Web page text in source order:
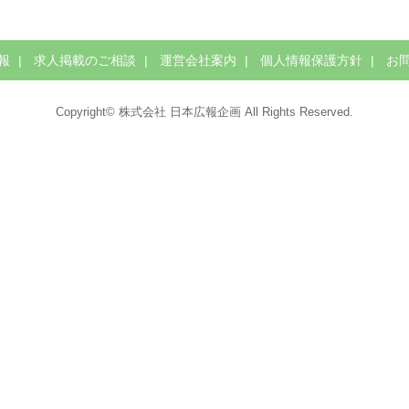
求人掲載のご相談 運営会社案内 個人情報保護方針 お
Copyright© 株式会社 日本広報企画 All Rights Reserved.